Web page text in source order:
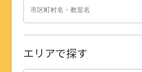
エリアで探す